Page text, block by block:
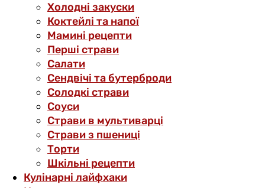
Холодні закуски
Коктейлі та напої
Мамині рецепти
Перші страви
Салати
Сендвічі та бутерброди
Солодкі страви
Соуси
Страви в мультиварці
Страви з пшениці
Торти
Шкільні рецепти
Кулінарні лайфхаки